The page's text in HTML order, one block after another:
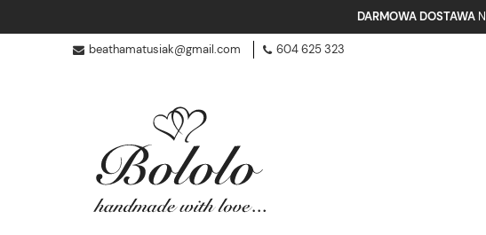
DARMOWA DOSTAWA
beathamatusiak@gmail.com 604 625 323